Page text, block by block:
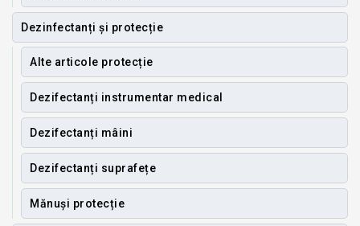
Dezinfectanți și protecție
Alte articole protecție
Dezifectanți instrumentar medical
Dezifectanți mâini
Dezifectanți suprafețe
Mănuși protecție